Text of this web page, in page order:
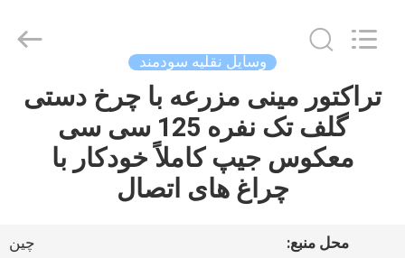
خانه
محصولات
Vehicle
Co.,Ltd.
وسایل نقلیه سودمند
تراکتور مینی مزرعه با چرخ دستی
گلف تک نفره 125 سی سی
معکوس جیپ کاملاً خودکار با
چراغ های اتصال
محل منبع:
چین